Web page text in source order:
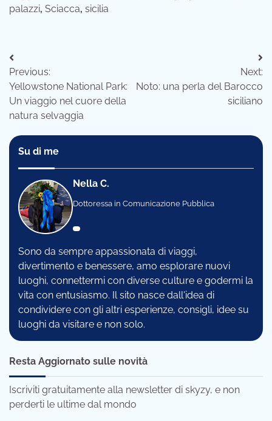
palazzi, Sciacca, sicilia
Navigazione
articoli
Previous:
Yellowstone National Park:
Un viaggio nel cuore della
natura selvaggia
Next:
Noto: una perla del Barocco
siciliano
Su di me
Nella C.
Dottoressa in Comunicazione Pubblica
Sono da sempre appassionata di viaggi,
divertimento e benessere, amo esplorare nuovi
luoghi, connettermi con diverse culture e godermi la
vita con entusiasmo. Il sito nasce dall'idea di
condividere con gli altri esperienze, consigli, idee su
luoghi da visitare e non solo.
Resta Aggiornato sulle novità
Iscriviti gratuitamente alla newsletter di skyzy, e non
perderti le ultime dal mondo